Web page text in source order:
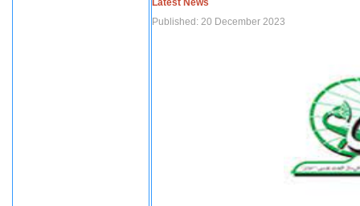
Latest News
Published: 20 December 2023